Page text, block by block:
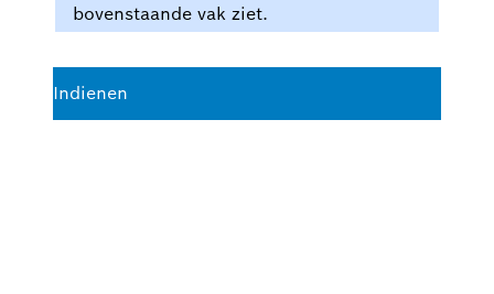
bovenstaande vak ziet.
Indienen